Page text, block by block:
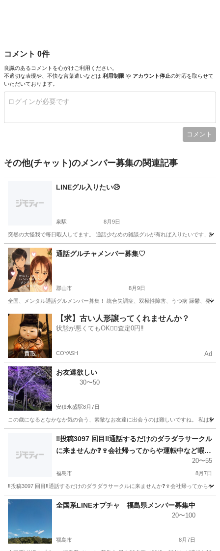
コメント 0件
良識のあるコメントを心がけご利用ください。
不適切な表現や、不快な言葉遣いなどは 利用制限 や アカウント停止の対応を取らせて
いただいております。
コメント
その他(チャット)のメンバー募集の関連記事
LINEグル入りたい😥
泉駅 8月9日
突然の大怪我で毎日暇人してます。 通話少なめの雑談グルが有れば入りたいです、誰
福島 いわき市 泉駅 グルチャ
通話グルチャメンバー募集♡
郡山市 8月9日
全国、メンタル通話グルメンバー募集！ 統合失調症、双極性障害、うつ病 躁鬱、発
福島 郡山市 グルチャ
【求】古い人形譲ってくれませんか？
状態が悪くてもOK🙆‍♀️査定0円‼️
COYASH Ad
お友達欲しい
30〜50
安積永盛駅8月7日
この歳になるとなかなか気の合う、素敵なお友達に出会うのは難しいですね。 私は
安積永盛駅 LINE友達 50歳
‼️投稿3097 回目‼️通話するだけのダラダラサークル
に来ませんか❓🍷会社帰ってからや運転中など暇な
時間に通話しませんか❓メンバー130人くらいいま
す。 男女比は半半くらいで年齢層は20代から40代
が多いです。zoomやライブトーク使います。🐠
🥩‼️ 顔出しはしなくても大丈夫です。友達募集の
方、酒飲みながら話したい方、なんとなく寂しさ
20〜55
福島市 8月7日
‼️投稿3097 回目‼️通話するだけのダラダラサークルに来ませんか❓🍷会社帰ってから
福島 福島市 グルチャ 顔出し
全国系LINEオプチャ 福島県メンバー募集中
20〜100
福島市 8月7日